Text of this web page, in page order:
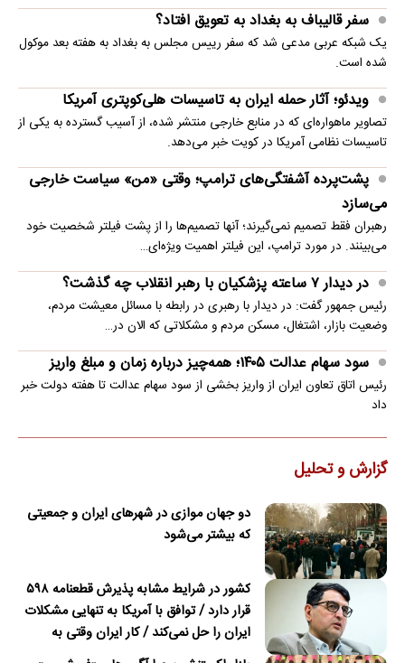
سفر قالیباف به بغداد به تعویق افتاد؟
یک شبکه عربی مدعی شد که سفر رییس مجلس به بغداد به هفته بعد موکول
شده است.
ویدئو؛ آثار حمله ایران به تاسیسات هلی‌کوپتری آمریکا
تصاویر ماهواره‌ای که در منابع خارجی منتشر شده، از آسیب گسترده به یکی از
تاسیسات نظامی آمریکا در کویت خبر می‌دهد.
پشت‌پرده آشفتگی‌های ترامپ؛ وقتی «من» سیاست خارجی
می‌سازد
رهبران فقط تصمیم نمی‌گیرند؛ آنها تصمیم‌ها را از پشت فیلتر شخصیت خود
می‌بینند. در مورد ترامپ، این فیلتر اهمیت ویژه‌ای…
در دیدار ۷ ساعته پزشکیان با رهبر انقلاب چه گذشت؟
رئیس جمهور گفت: در دیدار با رهبری در رابطه با مسائل معیشت مردم،
وضعیت بازار، اشتغال، مسکن مردم و مشکلاتی که الان در…
سود سهام عدالت ۱۴۰۵؛ همه‌چیز درباره زمان و مبلغ واریز
رئیس اتاق تعاون ایران از واریز بخشی از سود سهام عدالت تا هفته دولت خبر
داد
گزارش و تحلیل
دو جهان موازی در شهرهای ایران و جمعیتی
که بیشتر می‌شود
کشور در شرایط مشابه پذیرش قطعنامه ۵۹۸
قرار دارد / توافق با آمریکا به تنهایی مشکلات
ایران را حل نمی‌کند / کار ایران وقتی به
امضای ترکمانچای رسید که دیگر چاره‌ای نبود